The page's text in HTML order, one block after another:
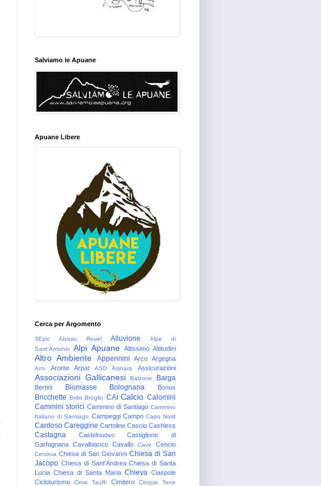
Salviamo le Apuane
Apuane Libere
Cerca per Argomento
3Epic Abisso Revel Alluvione
Alpe di
Sant'Antonio
Alpi Apuane Altissimo Altitudini
Altro Ambiente Appennini Arco Argegna
Arni Aronte Arpat ASD Asinara Assicurazioni
Associazioni Gallicanesi Balzone Barga
Bertini Biomasse Bolognana Bonus
Bricchette Brillo Broglio CAI Calcio Calomini
Cammini storici Cammino di Santiago Cammino
Italiano di Santiago Campeggi Campo Capo Nord
Cardoso Careggine Cartoline Cascio Cashless
Castagna Castelnuovo
Castiglione di
Garfagnana Cavalbianco Cavallo Cave Cencio
Cervinia Chiesa di San Giovanni Chiesa di San
Jacopo Chiesa di Sant'Andrea Chiesa di Santa
Lucia Chiesa di Santa Maria Chieva Ciaspole
Cicloturismo
Cima Tauffi Cimitero
Cinque Terre